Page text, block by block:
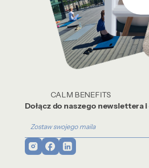
CALM BENEFITS
Dołącz do naszego newslettera